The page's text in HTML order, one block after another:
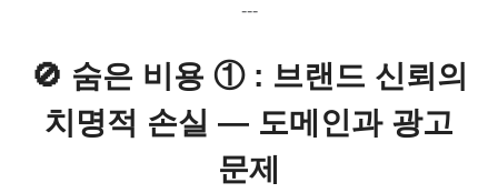
---
🚫 숨은 비용 ① : 브랜드 신뢰의
치명적 손실 — 도메인과 광고
문제